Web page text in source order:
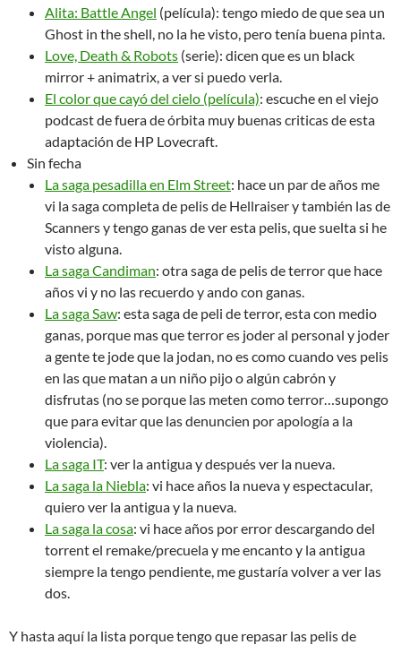
Alita: Battle Angel (película): tengo miedo de que sea un
Ghost in the shell, no la he visto, pero tenía buena pinta.
Love, Death & Robots (serie): dicen que es un black
mirror + animatrix, a ver si puedo verla.
El color que cayó del cielo (película): escuche en el viejo
podcast de fuera de órbita muy buenas criticas de esta
adaptación de HP Lovecraft.
Sin fecha
La saga pesadilla en Elm Street: hace un par de años me
vi la saga completa de pelis de Hellraiser y también las de
Scanners y tengo ganas de ver esta pelis, que suelta si he
visto alguna.
La saga Candiman: otra saga de pelis de terror que hace
años vi y no las recuerdo y ando con ganas.
La saga Saw: esta saga de peli de terror, esta con medio
ganas, porque mas que terror es joder al personal y joder
a gente te jode que la jodan, no es como cuando ves pelis
en las que matan a un niño pijo o algún cabrón y
disfrutas (no se porque las meten como terror…supongo
que para evitar que las denuncien por apología a la
violencia).
La saga IT: ver la antigua y después ver la nueva.
La saga la Niebla: vi hace años la nueva y espectacular,
quiero ver la antigua y la nueva.
La saga la cosa: vi hace años por error descargando del
torrent el remake/precuela y me encanto y la antigua
siempre la tengo pendiente, me gustaría volver a ver las
dos.
Y hasta aquí la lista porque tengo que repasar las pelis de